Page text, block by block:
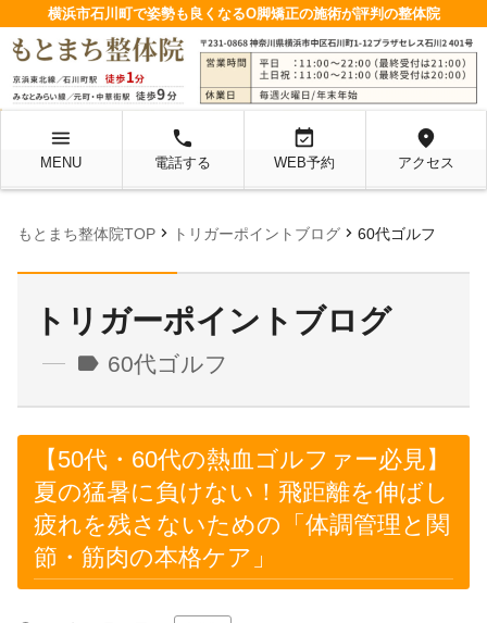
横浜市石川町で姿勢も良くなるO脚矯正の施術が評判の整体院
menu
MENU
local_phone
電話する
event_available
WEB予約
location_on
アクセス
もとまち整体院TOP chevron_right トリガーポイントブログ chevron_right 60代ゴルフ
トリガーポイントブログ
label 60代ゴルフ
【50代・60代の熱血ゴルファー必見】
夏の猛暑に負けない！飛距離を伸ばし
疲れを残さないための「体調管理と関
節・筋肉の本格ケア」